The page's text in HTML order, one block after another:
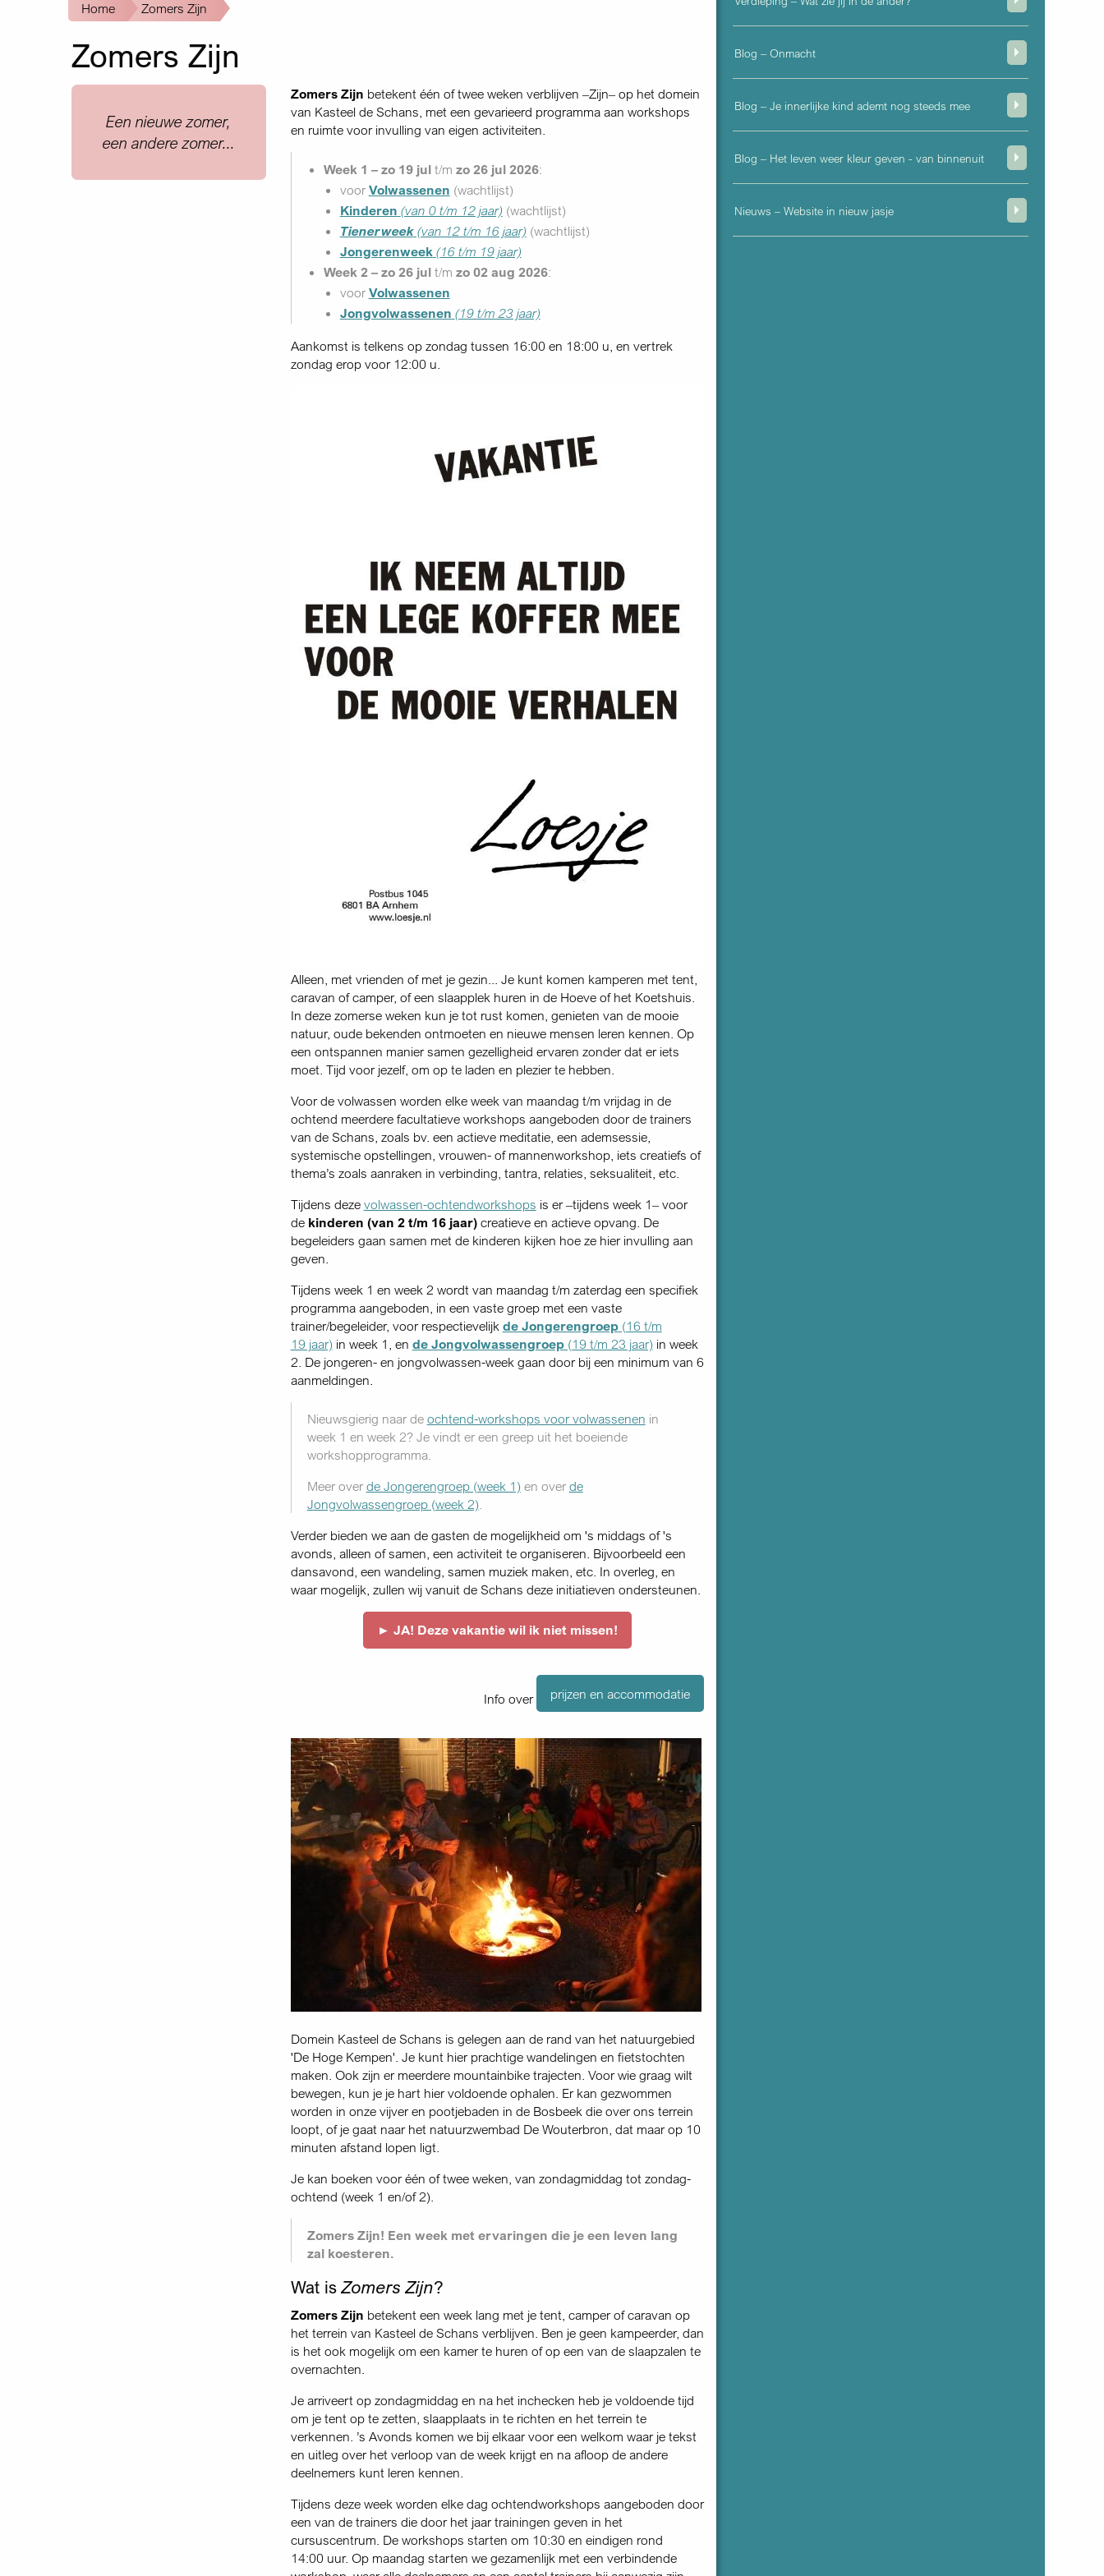
Kruimelpad
Home Zomers Zijn
Zomers Zijn
Quote
Een nieuwe zomer,
een andere zomer...
Zomers Zijn betekent één of twee weken verblijven –Zijn– op het domein
van Kasteel de Schans, met een gevarieerd programma aan workshops
en ruimte voor invulling van eigen activiteiten.
Week 1 – zo 19 jul t/m zo 26 jul 2026:
voor Volwassenen (wachtlijst)
Kinderen (van 0 t/m 12 jaar) (wachtlijst)
Tienerweek(van 12 t/m 16 jaar) (wachtlijst)
Jongerenweek (16 t/m 19 jaar)
Week 2 – zo 26 jul t/m zo 02 aug 2026:
voor Volwassenen
Jongvolwassenen (19 t/m 23 jaar)
Aankomst is telkens op zondag tussen 16:00 en 18:00 u, en vertrek
zondag erop voor 12:00 u.
Alleen, met vrienden of met je gezin... Je kunt komen kamperen met tent,
caravan of camper, of een slaapplek huren in de Hoeve of het Koetshuis.
In deze zomerse weken kun je tot rust komen, genieten van de mooie
natuur, oude bekenden ontmoeten en nieuwe mensen leren kennen. Op
een ontspannen manier samen gezelligheid ervaren zonder dat er iets
moet. Tijd voor jezelf, om op te laden en plezier te hebben.
Voor de volwassen worden elke week van maandag t/m vrijdag in de
ochtend meerdere facultatieve workshops aangeboden door de trainers
van de Schans, zoals bv. een actieve meditatie, een ademsessie,
systemische opstellingen, vrouwen- of mannen­workshop, iets creatiefs of
thema’s zoals aanraken in verbinding, tantra, relaties, seksualiteit, etc.
Tijdens deze volwassen-ochtend­workshops is er –tijdens week 1– voor
de kinderen (van 2 t/m 16 jaar)creatieve en actieve opvang. De
begeleiders gaan samen met de kinderen kijken hoe ze hier invulling aan
geven.
Tijdens week 1 en week 2 wordt van maandag t/m zaterdag een specifiek
programma aangeboden, in een vaste groep met een vaste
trainer/begeleider, voor respectievelijk de Jongerengroep(16 t/m
19 jaar) in week 1, en de Jongvolwassengroep(19 t/m 23 jaar) in week
2. De jongeren- en jongvolwassen-week gaan door bij een minimum van 6
aanmeldingen.
Nieuwsgierig naar de ochtend-workshops voor volwassenen in
week 1 en week 2? Je vindt er een greep uit het boeiende
workshopprogramma.
Meer over de Jongeren­groep (week 1) en over de
Jongvolwassengroep (week 2)
Verder bieden we aan de gasten de mogelijkheid om 's middags of 's
avonds, alleen of samen, een activiteit te organiseren. Bijvoorbeeld een
dansavond, een wandeling, samen muziek maken, etc. In overleg, en
waar mogelijk, zullen wij vanuit de Schans deze initiatieven ondersteunen.
► JA! Deze vakantie wil ik niet missen!
Info over prijzen en accommodatie
Domein Kasteel de Schans is gelegen aan de rand van het natuurgebied
'De Hoge Kempen'. Je kunt hier prachtige wandelingen en fiets­tochten
maken. Ook zijn er meerdere mountainbike trajecten. Voor wie graag wilt
bewegen, kun je je hart hier voldoende ophalen. Er kan gezwommen
worden in onze vijver en pootjebaden in de Bosbeek die over ons terrein
loopt, of je gaat naar het natuur­zwembad De Wouterbron, dat maar op 10
minuten afstand lopen ligt.
Je kan boeken voor één of twee weken, van zondag­middag tot zondag­
ochtend (week 1 en/of 2).
Zomers Zijn! Een week met ervaringen die je een leven lang
zal koesteren.
Wat isZomers Zijn?
Zomers Zijn betekent een week lang met je tent, camper of caravan op
het terrein van Kasteel de Schans verblijven. Ben je geen kampeerder, dan
is het ook mogelijk om een kamer te huren of op een van de slaapzalen te
over­nachten.
Je arriveert op zondagmiddag en na het inchecken heb je voldoende tijd
om je tent op te zetten, slaapplaats in te richten en het terrein te
verkennen. ’s Avonds komen we bij elkaar voor een welkom waar je tekst
en uitleg over het verloop van de week krijgt en na afloop de andere
deelnemers kunt leren kennen.
Tijdens deze week worden elke dag ochtend­workshops aangeboden door
een van de trainers die door het jaar trainingen geven in het
cursuscentrum. De workshops starten om 10:30 en eindigen rond
14:00 uur. Op maandag starten we gezamenlijk met een verbindende
Blog – Onmacht
Blog – Je innerlijke kind ademt nog steeds mee
Blog – Het leven weer kleur geven - van binnenuit
Nieuws – Website in nieuw jasje